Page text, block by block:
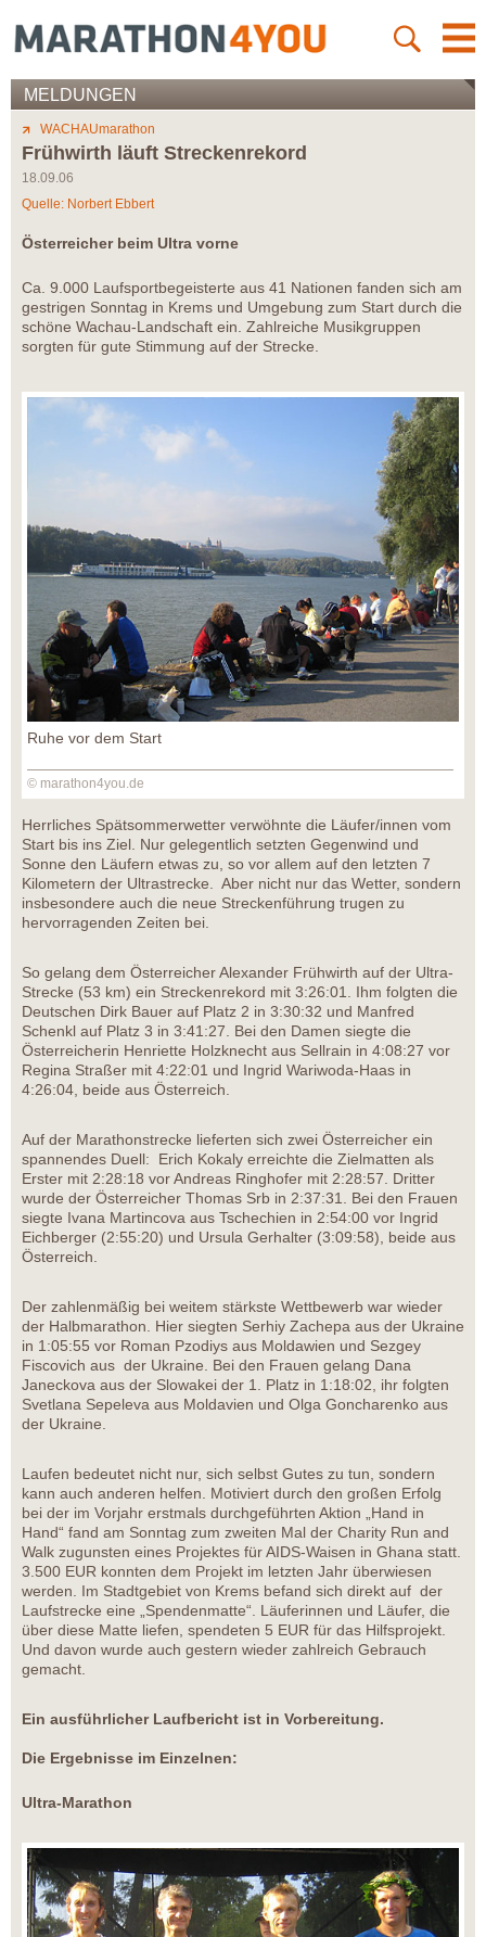
MELDUNGEN
WACHAUmarathon
Frühwirth läuft Streckenrekord
18.09.06
Quelle: Norbert Ebbert
Österreicher beim Ultra vorne
Ca. 9.000 Laufsportbegeisterte aus 41 Nationen fanden sich am
gestrigen Sonntag in Krems und Umgebung zum Start durch die
schöne Wachau-Landschaft ein. Zahlreiche Musikgruppen
sorgten für gute Stimmung auf der Strecke.
Ruhe vor dem Start
© marathon4you.de
Herrliches Spätsommerwetter verwöhnte die Läufer/innen vom
Start bis ins Ziel. Nur gelegentlich setzten Gegenwind und
Sonne den Läufern etwas zu, so vor allem auf den letzten 7
Kilometern der Ultrastrecke. Aber nicht nur das Wetter, sondern
insbesondere auch die neue Streckenführung trugen zu
hervorragenden Zeiten bei.
So gelang dem Österreicher Alexander Frühwirth auf der Ultra-
Strecke (53 km) ein Streckenrekord mit 3:26:01. Ihm folgten die
Deutschen Dirk Bauer auf Platz 2 in 3:30:32 und Manfred
Schenkl auf Platz 3 in 3:41:27. Bei den Damen siegte die
Österreicherin Henriette Holzknecht aus Sellrain in 4:08:27 vor
Regina Straßer mit 4:22:01 und Ingrid Wariwoda-Haas in
4:26:04, beide aus Österreich.
Auf der Marathonstrecke lieferten sich zwei Österreicher ein
spannendes Duell: Erich Kokaly erreichte die Zielmatten als
Erster mit 2:28:18 vor Andreas Ringhofer mit 2:28:57. Dritter
wurde der Österreicher Thomas Srb in 2:37:31. Bei den Frauen
siegte Ivana Martincova aus Tschechien in 2:54:00 vor Ingrid
Eichberger (2:55:20) und Ursula Gerhalter (3:09:58), beide aus
Österreich.
Der zahlenmäßig bei weitem stärkste Wettbewerb war wieder
der Halbmarathon. Hier siegten Serhiy Zachepa aus der Ukraine
in 1:05:55 vor Roman Pzodiys aus Moldawien und Sezgey
Fiscovich aus der Ukraine. Bei den Frauen gelang Dana
Janeckova aus der Slowakei der 1. Platz in 1:18:02, ihr folgten
Svetlana Sepeleva aus Moldavien und Olga Goncharenko aus
der Ukraine.
Laufen bedeutet nicht nur, sich selbst Gutes zu tun, sondern
kann auch anderen helfen. Motiviert durch den großen Erfolg
bei der im Vorjahr erstmals durchgeführten Aktion „Hand in
Hand“ fand am Sonntag zum zweiten Mal der Charity Run and
Walk zugunsten eines Projektes für AIDS-Waisen in Ghana statt.
3.500 EUR konnten dem Projekt im letzten Jahr überwiesen
werden. Im Stadtgebiet von Krems befand sich direkt auf der
Laufstrecke eine „Spendenmatte“. Läuferinnen und Läufer, die
über diese Matte liefen, spendeten 5 EUR für das Hilfsprojekt.
Und davon wurde auch gestern wieder zahlreich Gebrauch
gemacht.
Ein ausführlicher Laufbericht ist in Vorbereitung.
Die Ergebnisse im Einzelnen:
Ultra-Marathon